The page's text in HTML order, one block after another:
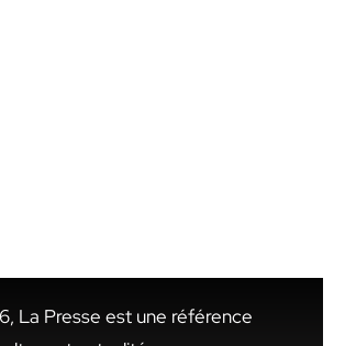
La Presse est une référence